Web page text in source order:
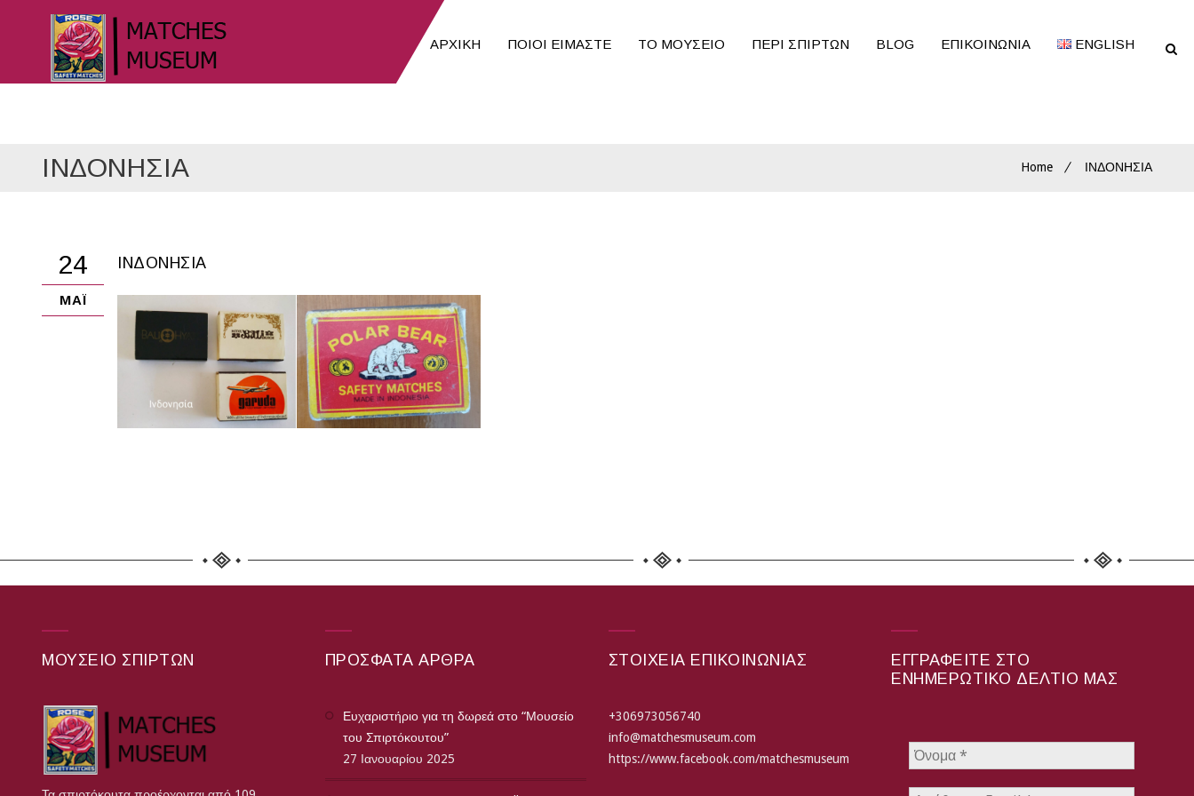
ΑΡΧΙΚΉ ΠΟΙΟΙ ΕΊΜΑΣΤΕ ΤΟ ΜΟΥΣΕΙΟ ΠΕΡΙ ΣΠΙΡΤΩΝ BLOG ΕΠΙΚΟΙΝΩΝΊΑ ENGLISH
ΙΝΔΟΝΗΣΙΑ Home ΙΝΔΟΝΗΣΙΑ
24
ΜΆΙ
ΙΝΔΟΝΗΣΙΑ
ΜΟΥΣΕΊΟ ΣΠΊΡΤΩΝ ΠΡΌΣΦΑΤΑ ΆΡΘΡΑ
Ευχαριστήριο για τη δωρεά στο “Μουσείο
του Σπιρτόκουτου”
27 Ιανουαρίου 2025
ΣΤΟΙΧΕΙΑ ΕΠΙΚΟΙΝΩΝΙΑΣ
+306973056740
info@matchesmuseum.com
https://www.facebook.com/matchesmuseum
ΕΓΓΡΑΦΕΊΤΕ ΣΤΟ
ΕΝΗΜΕΡΩΤΙΚΌ ΔΕΛΤΊΟ ΜΑΣ